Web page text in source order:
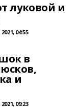
луковой и
04:55
в
и
09:23